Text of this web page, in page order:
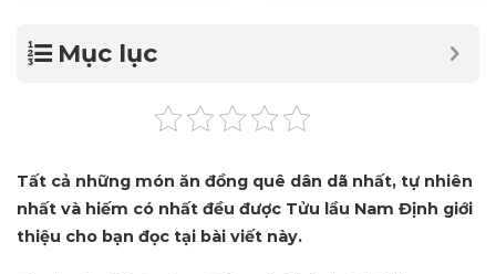
Mục lục
Tất cả những món ăn đồng quê dân dã nhất, tự nhiên
nhất và hiếm có nhất đều được Tửu lầu Nam Định giới
thiệu cho bạn đọc tại bài viết này.